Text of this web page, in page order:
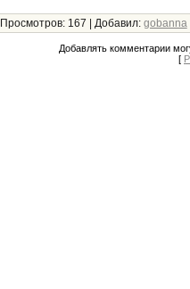
Просмотров: 167 | Добавил: gobanna
Добавлять комментарии
[